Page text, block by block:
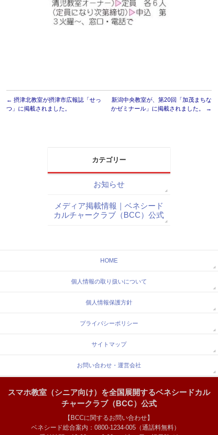
← 摂津北教室が摂津市広報誌「せっ
つ」に掲載されました。
新潟中央教室が、第20回「加茂まちな
かゼミナール」に掲載されました。
→
カテゴリー
お知らせ
メディア掲載情報｜ベネシード
カルチャークラブ（BCC）公式
HOME
個人情報の取り扱いについて
個人情報保護方針
プライバシーポリシー
サイトマップ
お問い合わせ・運営会社
スマホ教室（シニア向け）を全国展開するベネシードカル
チャークラブ（BCC）公式
【BCCに関するお問い合わせ】
ベネシード総合案内：0800-1234-005（通話料無料）